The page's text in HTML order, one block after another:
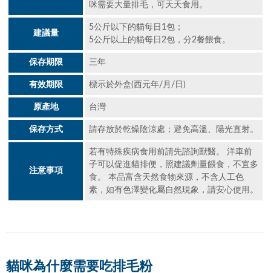
咪需要大量排毛，可天天食用。
建議量
5公斤以下的貓每日1包；
5公斤以上的貓每日2包，分2餐餵食。
保存期限 三年
有效期限 標示於外盒(西元年/月/日)
原產地 台灣
保存方式 請存放於乾燥陰涼處；避免高溫、陽光直射。
注意事項
若有特殊疾病食用前請先諮詢獸醫。 洋車前
子可以促進貓排便，照建議劑量餵食，不宜多
食。 本品富含天然食物來源，不含人工色
素，如有色澤變化屬自然現象，請安心使用。
貓咪為什麼需要吃排毛粉